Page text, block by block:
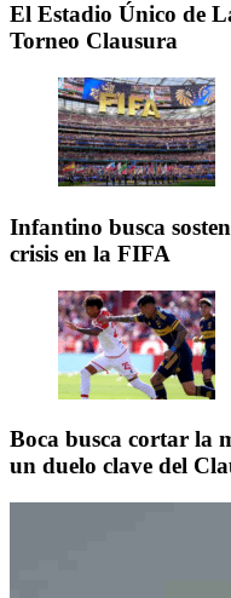
El Estadio Único de
Torneo Clausura
Infantino busca
crisis en la FIFA
Boca busca cortar la
un duelo clave del